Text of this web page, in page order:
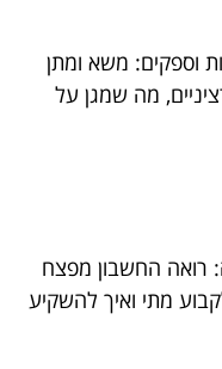
וספקים: משא ומתן
מה שמגן על
רואה החשבון מפצח
מתי ואיך להשקיע